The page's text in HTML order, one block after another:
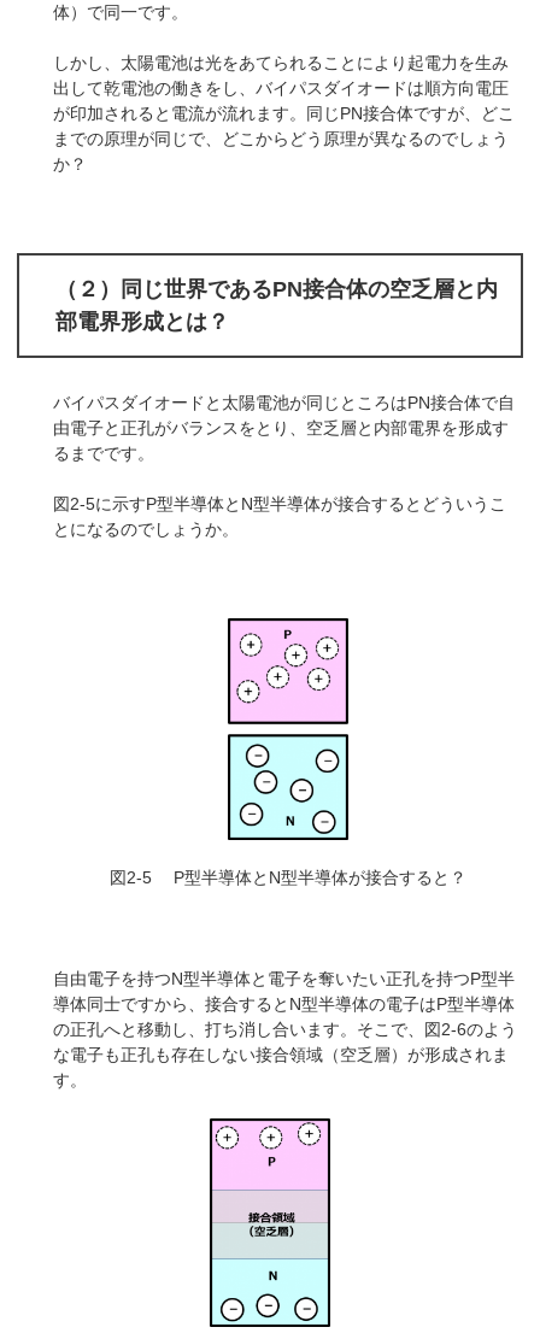
体）で同一です。
しかし、太陽電池は光をあてられることにより起電力を生み
出して乾電池の働きをし、バイパスダイオードは順方向電圧
が印加されると電流が流れます。同じPN接合体ですが、どこ
までの原理が同じで、どこからどう原理が異なるのでしょう
か？
（２）同じ世界であるPN接合体の空乏層と内
部電界形成とは？
バイパスダイオードと太陽電池が同じところはPN接合体で自
由電子と正孔がバランスをとり、空乏層と内部電界を形成す
るまでです。
図2-5に示すP型半導体とN型半導体が接合するとどういうこ
とになるのでしょうか。
図2-5 P型半導体とN型半導体が接合すると？
自由電子を持つN型半導体と電子を奪いたい正孔を持つP型半
導体同士ですから、接合するとN型半導体の電子はP型半導体
の正孔へと移動し、打ち消し合います。そこで、図2-6のよう
な電子も正孔も存在しない接合領域（空乏層）が形成されま
す。